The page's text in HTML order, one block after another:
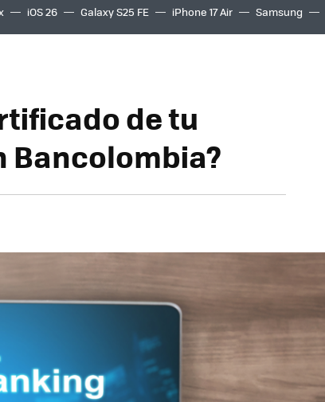
iOS 26 Galaxy S25 FE iPhone 17 Air Samsung
de tu
Bancolombia?